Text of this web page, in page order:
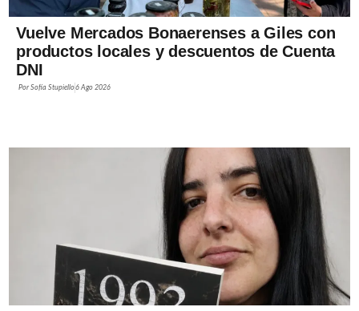
Vuelve Mercados Bonaerenses a Giles con
productos locales y descuentos de Cuenta
DNI
PorSofía Stupiello6 Ago 2026